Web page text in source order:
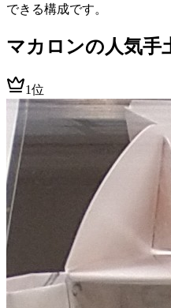
できる構成です。
マカロンの人気手
1位